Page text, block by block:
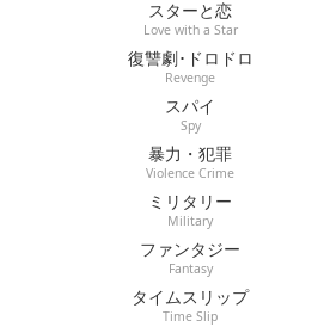
スターと恋
Love with a Star
復讐劇･ドロドロ
Revenge
スパイ
Spy
暴力・犯罪
Violence Crime
ミリタリー
Military
ファンタジー
Fantasy
タイムスリップ
Time Slip